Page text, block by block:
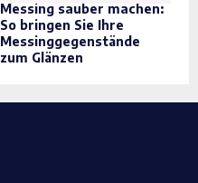
Messing sauber machen:
So bringen Sie Ihre
Messinggegenstände
zum Glänzen